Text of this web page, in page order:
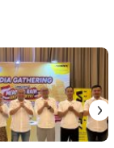
›